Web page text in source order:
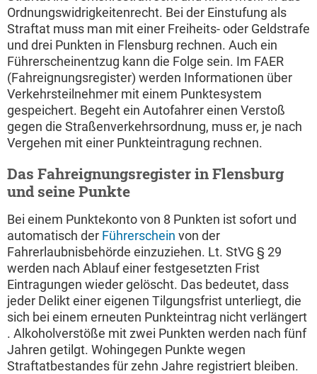
Ordnungswidrigkeitenrecht. Bei der Einstufung als
Straftat muss man mit einer Freiheits- oder Geldstrafe
und drei Punkten in Flensburg rechnen. Auch ein
Führerscheinentzug kann die Folge sein. Im FAER
(Fahreignungsregister) werden Informationen über
Verkehrsteilnehmer mit einem Punktesystem
gespeichert. Begeht ein Autofahrer einen Verstoß
gegen die Straßenverkehrsordnung, muss er, je nach
Vergehen mit einer Punkteintragung rechnen.
Das Fahreignungsregister in Flensburg
und seine Punkte
Bei einem Punktekonto von 8 Punkten ist sofort und
automatisch der Führerschein von der
Fahrerlaubnisbehörde einzuziehen. Lt. StVG § 29
werden nach Ablauf einer festgesetzten Frist
Eintragungen wieder gelöscht. Das bedeutet, dass
jeder Delikt einer eigenen Tilgungsfrist unterliegt, die
sich bei einem erneuten Punkteintrag nicht verlängert
. Alkoholverstöße mit zwei Punkten werden nach fünf
Jahren getilgt. Wohingegen Punkte wegen
Straftatbestandes für zehn Jahre registriert bleiben.